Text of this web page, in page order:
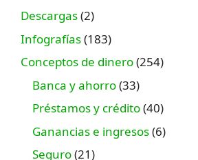
Descargas(2)
Infografías(183)
Conceptos de dinero(254)
Banca y ahorro(33)
Préstamos y crédito(40)
Ganancias e ingresos(6)
Seguro(21)